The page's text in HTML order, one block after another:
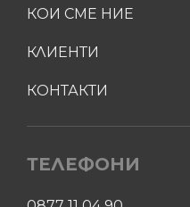
КОИ СМЕ НИЕ
КЛИЕНТИ
КОНТАКТИ
ТЕЛЕФОНИ